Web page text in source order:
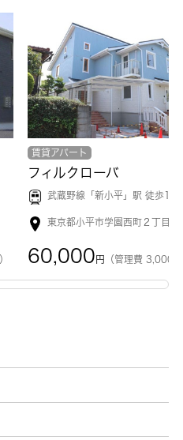
賃貸アパート
フィルクローバ
武蔵野線「新小平 」駅 徒歩11
東京都小平市学園西町２丁目
60,000 円 （管理費 3,000